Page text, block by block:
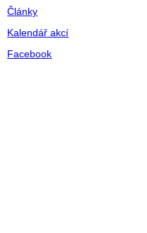
Články
Kalendář akcí
Facebook